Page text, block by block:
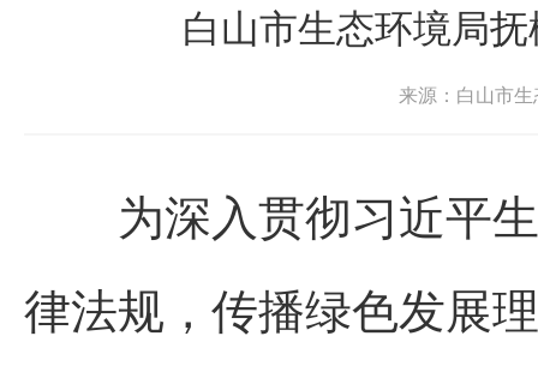
白山市生态环境局
来源：白山市
为深入贯彻习近平生
律法规，传播绿色发展